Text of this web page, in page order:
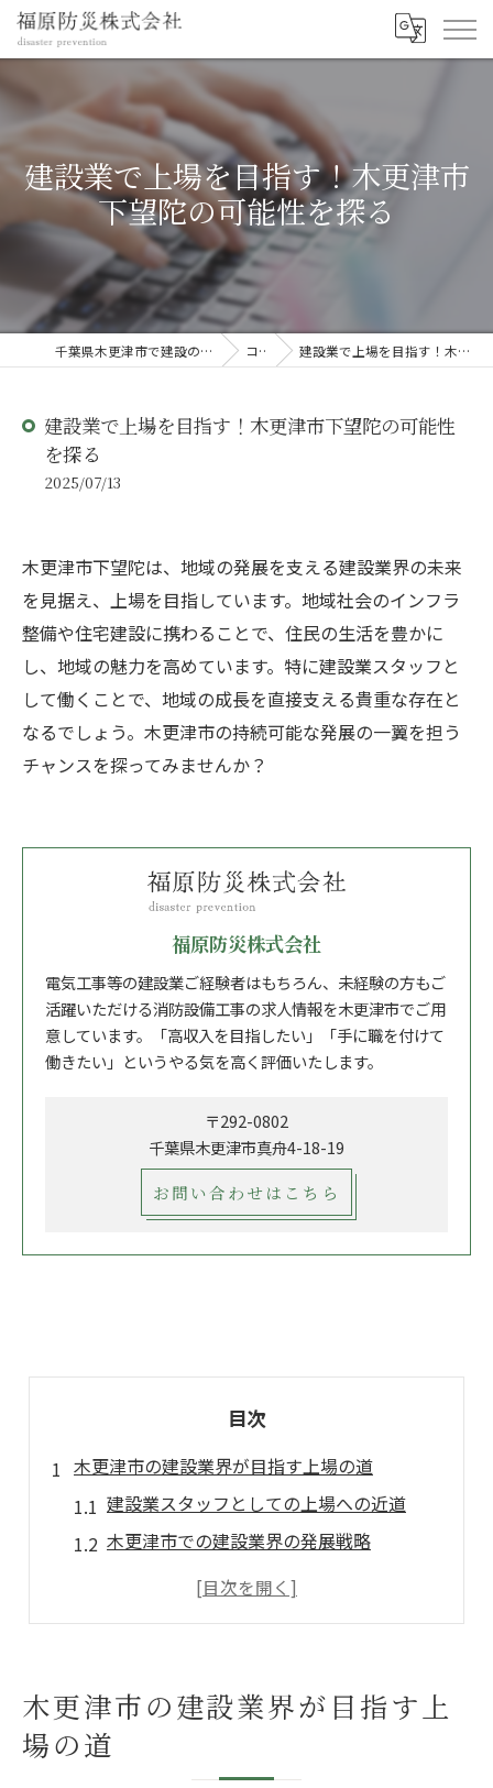
建設業で上場を目指す！木更津市
下望陀の可能性を探る
千葉県木更津市で建設の求人なら福原防災株式会社 コラム 建設業で上場を目指す！木更津市下望陀の可能性を探る
建設業で上場を目指す！木更津市下望陀の可能性
を探る
2025/07/13
木更津市下望陀は、地域の発展を支える建設業界の未来
を見据え、上場を目指しています。地域社会のインフラ
整備や住宅建設に携わることで、住民の生活を豊かに
し、地域の魅力を高めています。特に建設業スタッフと
して働くことで、地域の成長を直接支える貴重な存在と
なるでしょう。木更津市の持続可能な発展の一翼を担う
チャンスを探ってみませんか？
福原防災株式会社
電気工事等の建設業ご経験者はもちろん、未経験の方もご
活躍いただける消防設備工事の求人情報を木更津市でご用
意しています。「高収入を目指したい」「手に職を付けて
働きたい」というやる気を高く評価いたします。
〒292-0802
千葉県木更津市真舟4-18-19
お問い合わせはこちら
目次
木更津市の建設業界が目指す上場の道
建設業スタッフとしての上場への近道
木更津市での建設業界の発展戦略
上場を目指すための具体的な挑戦
上場を目指す建設業の魅力と課題
下望陀で建設業スタッフとしての未来
建設業スタッフが切り拓く未来
木更津市の建設業界が目指す上
場の道